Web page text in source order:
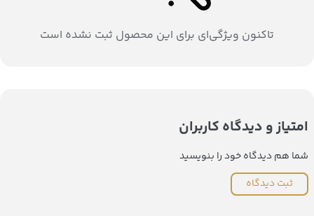
تاکنون ویژگی‌ای برای این محصول ثبت نشده است
امتیاز و دیدگاه کاربران
شما هم دیدگاه خود را بنویسید
ثبت دیدگاه